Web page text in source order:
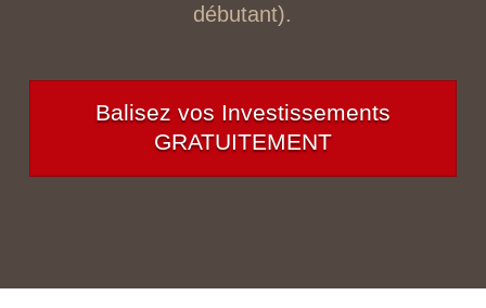
débutant).
Balisez vos Investissements
GRATUITEMENT